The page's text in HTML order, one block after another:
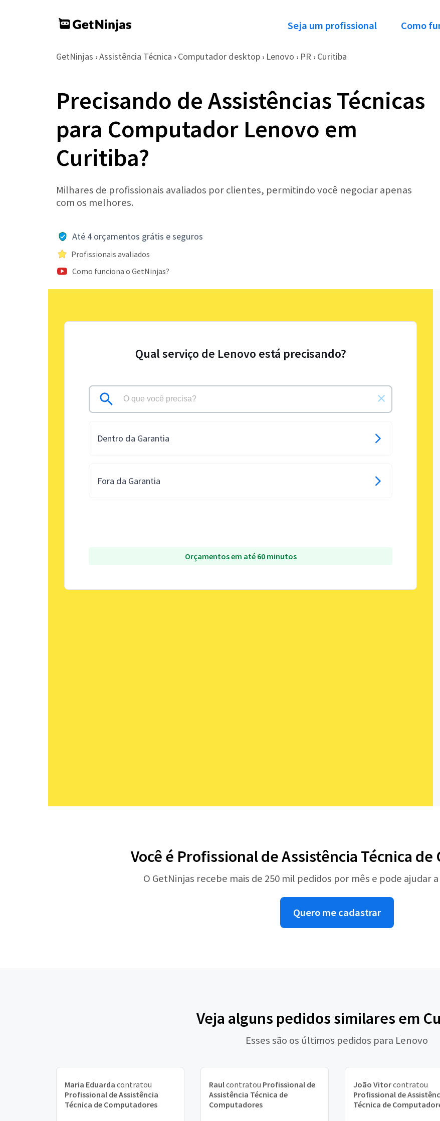
Seja um profissional Como
GetNinjas › Assistência Técnica › Computador desktop › Lenovo › PR › Curitiba
Precisando de Assistências Técnicas
para Computador Lenovo em
Curitiba?
Milhares de profissionais avaliados por clientes, permitindo você negociar apenas
com os melhores.
Até 4 orçamentos grátis e seguros
Profissionais avaliados
Como funciona o GetNinjas?
Qual serviço de Lenovo está precisando?
Dentro da Garantia
Fora da Garantia
Orçamentos em até 60 minutos
Você é Profissional de Assistência Técnica de
O GetNinjas recebe mais de 250 mil pedidos por mês e pode ajudar
Quero me cadastrar
Veja alguns pedidos similares em
Esses são os últimos pedidos para Lenovo
Maria Eduarda contratou
Profissional de Assistência
Técnica de Computadores
Raulcontratou Profissional de
Assistência Técnica de
Computadores
João Vitorcontratou
Profissional de
Técnica de